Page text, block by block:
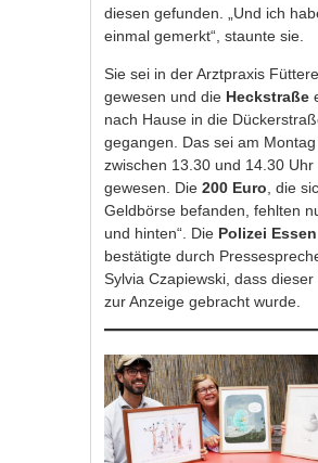
diesen gefunden. „Und ich
einmal gemerkt“, staunte sie.
Sie sei in der Arztpraxis
gewesen und die Heckstraße
nach Hause in die
gegangen. Das sei am Montag
zwischen 13.30 und 14.30 Uhr
gewesen. Die200 Euro , die
Geldbörse befanden, fehlten
und hinten“. Die Polizei Essen
bestätigte durch
Sylvia Czapiewski, dass dieser
zur Anzeige gebracht wurde.